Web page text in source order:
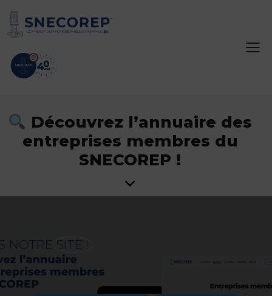
Découvrez l’annuaire des
entreprises membres du
SNECOREP !